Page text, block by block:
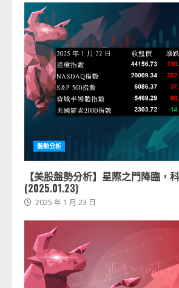
盤勢分析
【美股盤勢分析】星際之門降臨，
(2025.01.23)
2025 年 1 月 23 日